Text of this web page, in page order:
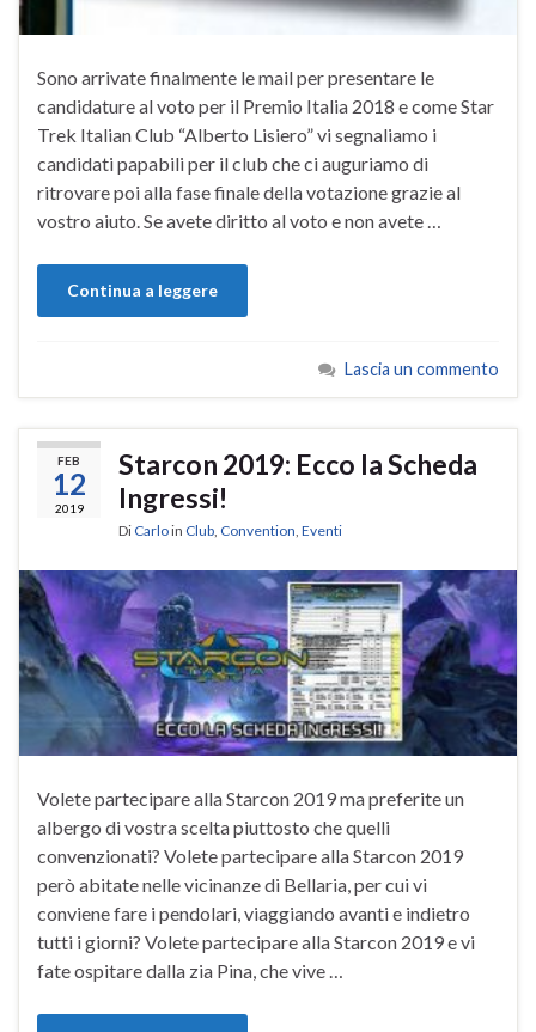
Sono arrivate finalmente le mail per presentare le
candidature al voto per il Premio Italia 2018 e come Star
Trek Italian Club “Alberto Lisiero” vi segnaliamo i
candidati papabili per il club che ci auguriamo di
ritrovare poi alla fase finale della votazione grazie al
vostro aiuto. Se avete diritto al voto e non avete …
Continua a leggere
Lascia un commento
FEB
12
2019
Starcon 2019: Ecco la Scheda
Ingressi!
Di Carloin Club Convention Eventi
Volete partecipare alla Starcon 2019 ma preferite un
albergo di vostra scelta piuttosto che quelli
convenzionati? Volete partecipare alla Starcon 2019
però abitate nelle vicinanze di Bellaria, per cui vi
conviene fare i pendolari, viaggiando avanti e indietro
tutti i giorni? Volete partecipare alla Starcon 2019 e vi
fate ospitare dalla zia Pina, che vive …